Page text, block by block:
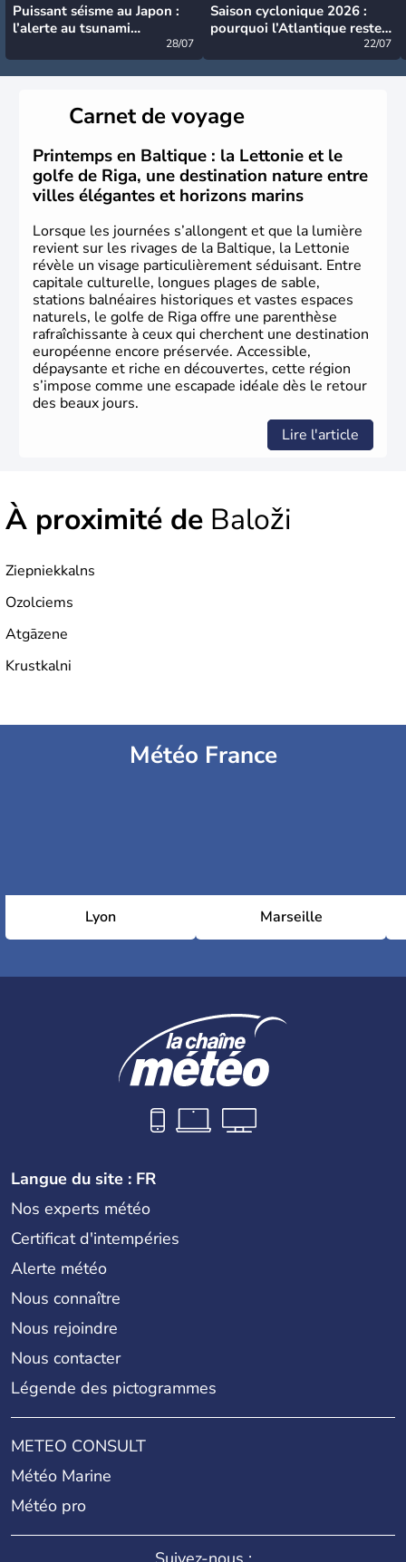
Puissant séisme au Japon :
l’alerte au tsunami
28/07
Saison cyclonique 2026 :
pourquoi l’Atlantique reste
22/07
Carnet de voyage
Printemps en Baltique : la Lettonie et le
golfe de Riga, une destination nature entre
villes élégantes et horizons marins
Lorsque les journées s’allongent et que la lumière
revient sur les rivages de la Baltique, la Lettonie
révèle un visage particulièrement séduisant. Entre
capitale culturelle, longues plages de sable,
stations balnéaires historiques et vastes espaces
naturels, le golfe de Riga offre une parenthèse
rafraîchissante à ceux qui cherchent une destination
européenne encore préservée. Accessible,
dépaysante et riche en découvertes, cette région
s’impose comme une escapade idéale dès le retour
des beaux jours.
Lire l'article
À proximité de Baloži
Ziepniekkalns
Ozolciems
Atgāzene
Krustkalni
Météo France
Lyon Marseille
Langue du site : FR
Nos experts météo
Certificat d'intempéries
Alerte météo
Nous connaître
Nous rejoindre
Nous contacter
Légende des pictogrammes
METEO CONSULT
Météo Marine
Météo pro